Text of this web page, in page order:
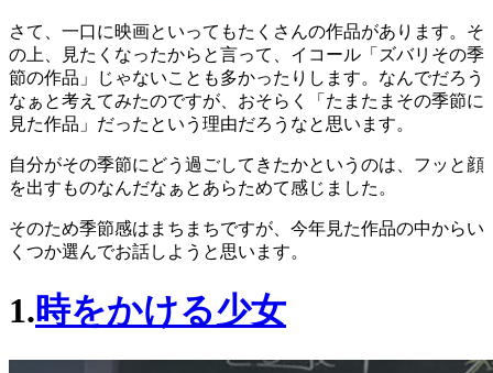
さて、一口に映画といってもたくさんの作品があります。そ
の上、見たくなったからと言って、イコール「ズバリその季
節の作品」じゃないことも多かったりします。なんでだろう
なぁと考えてみたのですが、おそらく「たまたまその季節に
見た作品」だったという理由だろうなと思います。
自分がその季節にどう過ごしてきたかというのは、フッと顔
を出すものなんだなぁとあらためて感じました。
そのため季節感はまちまちですが、今年見た作品の中からい
くつか選んでお話しようと思います。
1.時をかける少女